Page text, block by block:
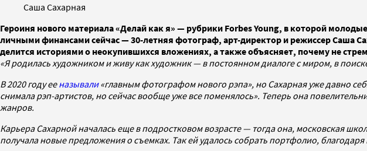
Саша Сахарная
Героиня нового материала «Делай как я» — рубрики Forbes Young, в которой
личными финансами сейчас — 30-летняя фотограф, арт-директор и режиссер Саша
делится историями о неокупившихся вложениях, а также объясняет, почему не
«Я родилась художником и живу как художник — в постоянном диалоге с миром, в
В 2020 году ееназывали«главным фотографом нового рэпа», но Сахарная уже давно
снимала рэп-артистов, но сейчас вообще уже все поменялось». Теперь она
жанров.
Карьера Сахарной началась еще в подростковом возрасте — тогда она, московская
получала новые предложения о съемках. Так ей удалось собрать портфолио,